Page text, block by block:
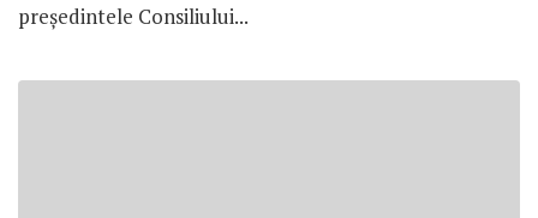
preşedintele Consiliului...